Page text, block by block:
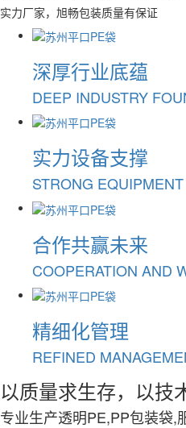
实力厂家，旭畅包装质量有保证
深厚行业底蕴
DEEP INDUSTRY
实力设备支撑
STRONG
合作共赢未来
COOPERATION AND
精细化管理
REFINED
以质量求生存，以技
专业生产透明PE,PP包装袋,